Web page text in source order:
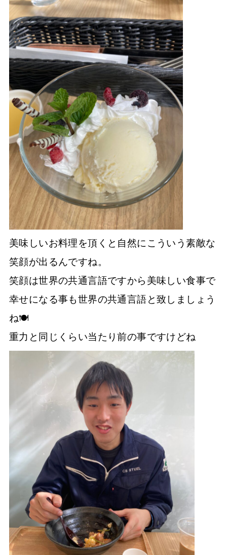
美味しいお料理を頂くと自然にこういう素敵な
笑顔が出るんですね。
笑顔は世界の共通言語ですから美味しい食事で
幸せになる事も世界の共通言語と致しましょう
ね🍽
重力と同じくらい当たり前の事ですけどね